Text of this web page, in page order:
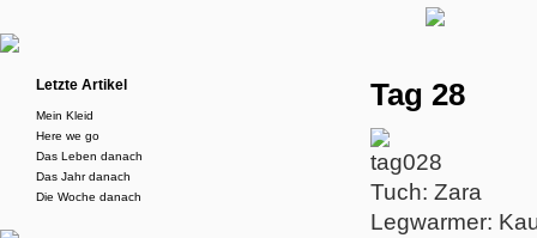
Tag 28
Tuch: Zara
Legwarmer:
Letzte Artikel
Mein Kleid
Here we go
Das Leben danach
Das Jahr danach
Die Woche danach